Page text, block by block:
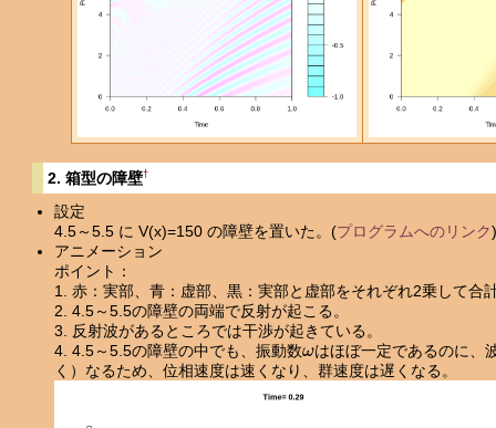
2. 箱型の障壁†
設定
4.5～5.5 に V(x)=150 の障壁を置いた。(プログラムへのリンク)
アニメーション
ポイント：
1. 赤：実部、青：虚部、黒：実部と虚部をそれぞれ2乗して合
2. 4.5～5.5の障壁の両端で反射が起こる。
3. 反射波があるところでは干渉が起きている。
4. 4.5～5.5の障壁の中でも、振動数ωはほぼ一定であるのに、
く）なるため、位相速度は速くなり、群速度は遅くなる。